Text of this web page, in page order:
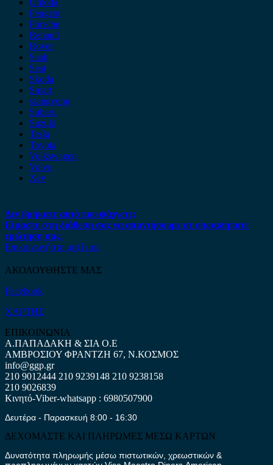
Peugeot
Porsche
Renault
Rover
Saab
Seat
Skoda
Smart
ssangyong
Subaru
Suzuki
Tesla
Toyota
Volkswagen
Volvo
Xev
Δεν βρήκατε αυτό που ψάχνετε;
Είμαστε στη διάθεση σας να απαντήσουμε σε οποιαδήποτε
ερώτηση σας.
Επικοινωνήστε μαζί μας
ΑΚΟΛΟΥΘΗΣΤΕ ΜΑΣ
Facebook
ΧΑΡΤΗΣ
ΕΠΙΚΟΙΝΩΝΙΑ
Α.ΠΑΠΑΔΑΚΗ & ΣΙΑ Ο.Ε
ΑΜΒΡΟΣΙΟΥ ΦΡΑΝΤΖΗ 67, Ν.ΚΟΣΜΟΣ
info@ggp.gr
210 9012444 210 9239148 210 9238158
210 9026839
Κινητό-Viber-whatsapp : 6980507900
Δευτέρα - Παρασκευή 8:00 - 16:30
ΔΕΧΟΜΑΣΤΕ ΚΑΙ ΠΛΗΡΩΜΕΣ ΜΕΣΩ ΚΑΡΤΩΝ
Δυνατότητα πληρωμής μέσω πιστωτικών, χρεωστικών &